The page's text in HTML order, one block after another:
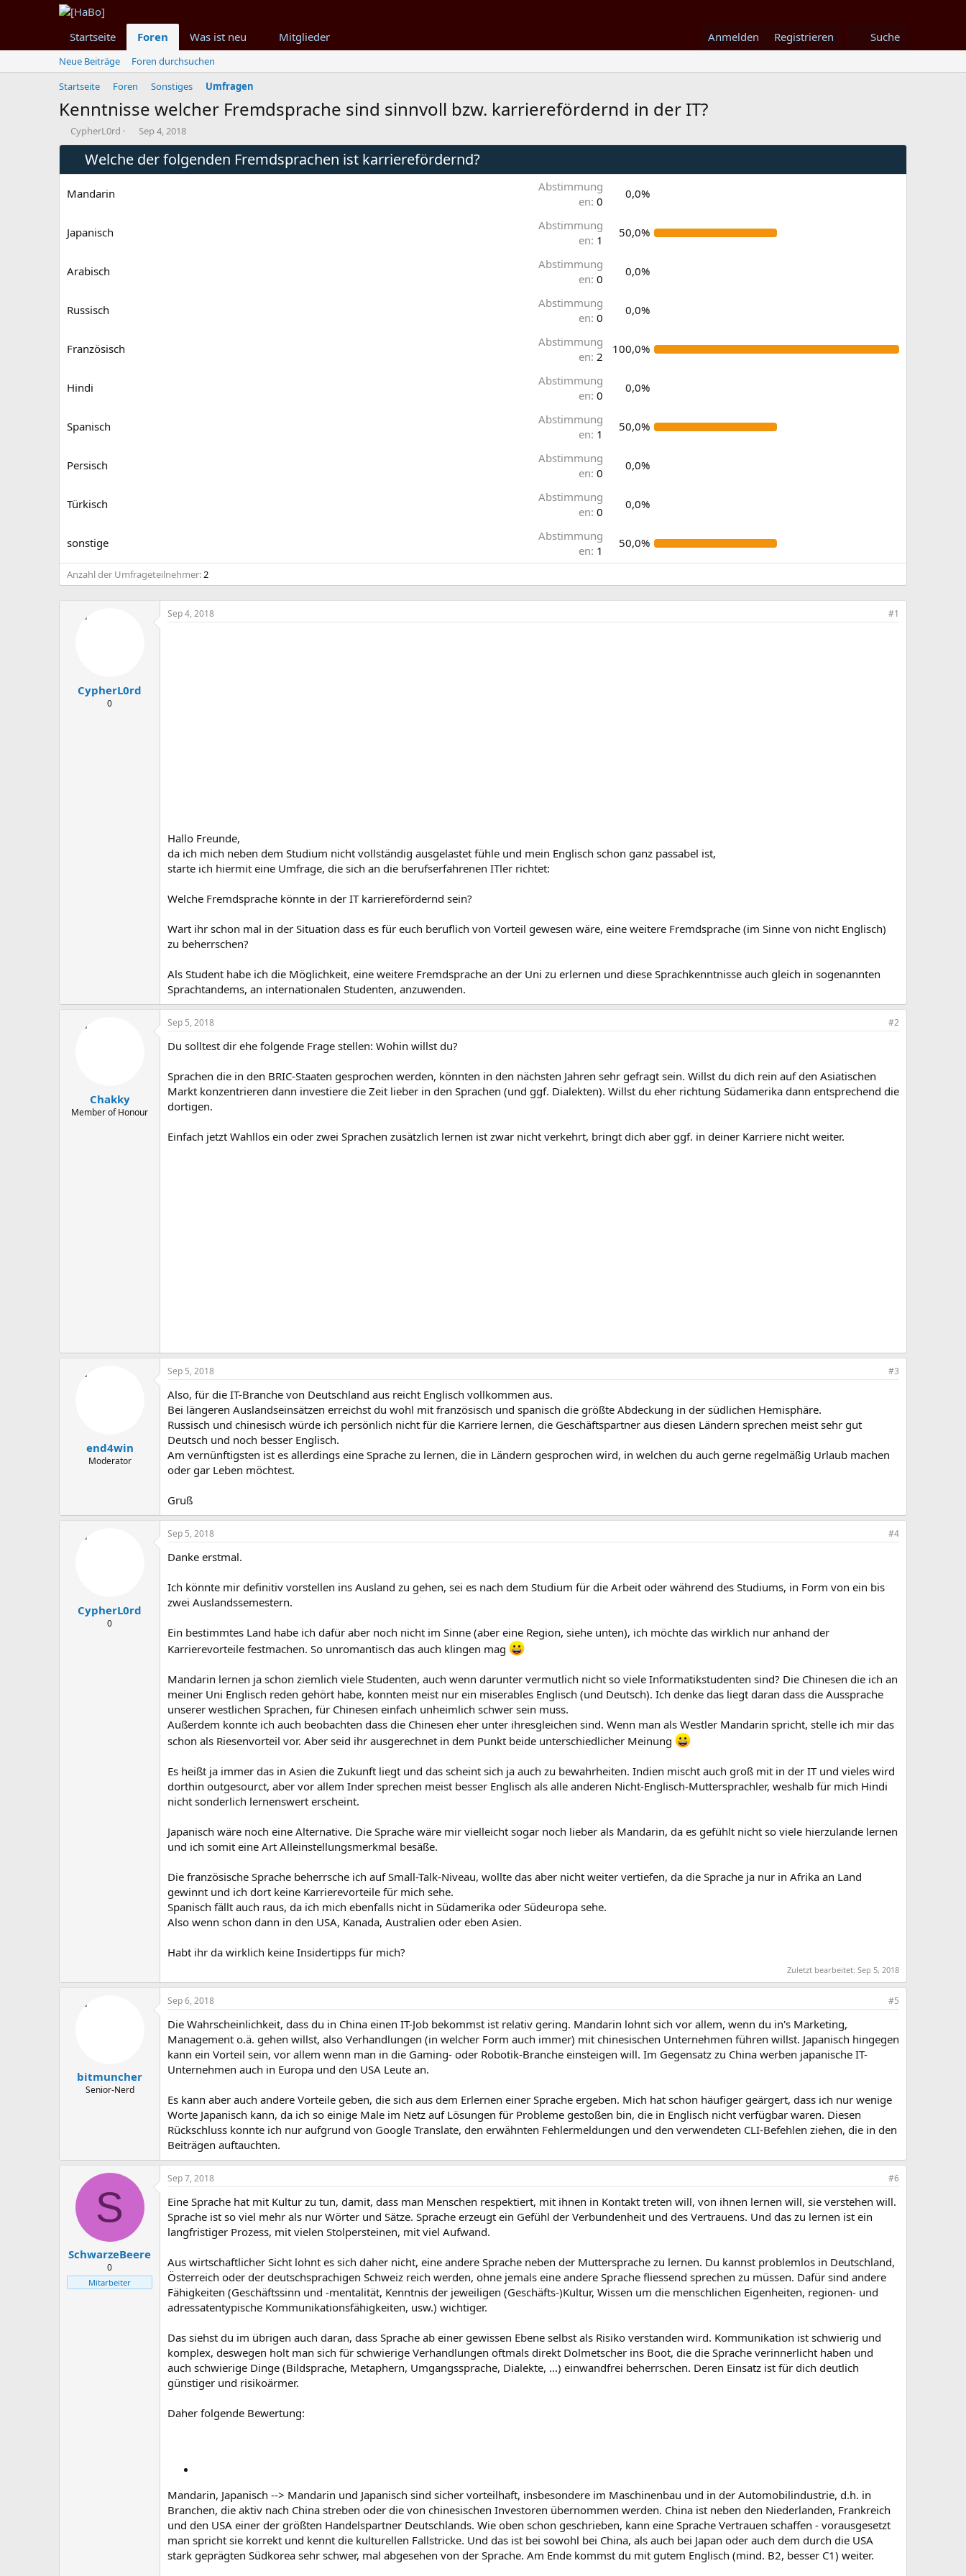
Startseite Foren Was ist neu Mitglieder Anmelden Registrieren Suche
Neue Beiträge
Foren durchsuchen
Startseite
Foren Sonstiges Umfragen
Kenntnisse welcher Fremdsprache sind sinnvoll bzw. karrierefördernd in der IT?
T
h
n
a
e
CypherL0rd
B
e
g
i
Sep 4, 2018
Welche der folgenden Fremdsprachen ist karrierefördernd?
Mandarin
Abstimmung
en: 0
0,0%
Japanisch
Abstimmung
en: 1
50,0%
Arabisch
Abstimmung
en: 0
0,0%
Russisch
Abstimmung
en: 0
0,0%
Französisch
Abstimmung
en: 2
100,0%
Hindi
Abstimmung
en: 0
0,0%
Spanisch
Abstimmung
en: 1
50,0%
Persisch
Abstimmung
en: 0
0,0%
Türkisch
Abstimmung
en: 0
0,0%
sonstige
Abstimmung
en: 1
50,0%
Anzahl der Umfrageteilnehmer 2
CypherL0rd
0
Sep 4, 2018 #1
Hallo Freunde,
da ich mich neben dem Studium nicht vollständig ausgelastet fühle und mein Englisch schon ganz passabel ist,
starte ich hiermit eine Umfrage, die sich an die berufserfahrenen ITler richtet:
Welche Fremdsprache könnte in der IT karrierefördernd sein?
Wart ihr schon mal in der Situation dass es für euch beruflich von Vorteil gewesen wäre, eine weitere Fremdsprache (im Sinne von nicht Englisch)
zu beherrschen?
Als Student habe ich die Möglichkeit, eine weitere Fremdsprache an der Uni zu erlernen und diese Sprachkenntnisse auch gleich in sogenannten
Sprachtandems, an internationalen Studenten, anzuwenden.
Chakky
Member of Honour
Sep 5, 2018 #2
Du solltest dir ehe folgende Frage stellen: Wohin willst du?
Sprachen die in den BRIC-Staaten gesprochen werden, könnten in den nächsten Jahren sehr gefragt sein. Willst du dich rein auf den Asiatischen
Markt konzentrieren dann investiere die Zeit lieber in den Sprachen (und ggf. Dialekten). Willst du eher richtung Südamerika dann entsprechend die
dortigen.
Einfach jetzt Wahllos ein oder zwei Sprachen zusätzlich lernen ist zwar nicht verkehrt, bringt dich aber ggf. in deiner Karriere nicht weiter.
end4win
Moderator
Sep 5, 2018 #3
Also, für die IT-Branche von Deutschland aus reicht Englisch vollkommen aus.
Bei längeren Auslandseinsätzen erreichst du wohl mit französisch und spanisch die größte Abdeckung in der südlichen Hemisphäre.
Russisch und chinesisch würde ich persönlich nicht für die Karriere lernen, die Geschäftspartner aus diesen Ländern sprechen meist sehr gut
Deutsch und noch besser Englisch.
Am vernünftigsten ist es allerdings eine Sprache zu lernen, die in Ländern gesprochen wird, in welchen du auch gerne regelmäßig Urlaub machen
oder gar Leben möchtest.
Gruß
CypherL0rd
0
Sep 5, 2018 #4
Danke erstmal.
Ich könnte mir definitiv vorstellen ins Ausland zu gehen, sei es nach dem Studium für die Arbeit oder während des Studiums, in Form von ein bis
zwei Auslandssemestern.
Ein bestimmtes Land habe ich dafür aber noch nicht im Sinne (aber eine Region, siehe unten), ich möchte das wirklich nur anhand der
Karrierevorteile festmachen. So unromantisch das auch klingen mag
Mandarin lernen ja schon ziemlich viele Studenten, auch wenn darunter vermutlich nicht so viele Informatikstudenten sind? Die Chinesen die ich an
meiner Uni Englisch reden gehört habe, konnten meist nur ein miserables Englisch (und Deutsch). Ich denke das liegt daran dass die Aussprache
unserer westlichen Sprachen, für Chinesen einfach unheimlich schwer sein muss.
Außerdem konnte ich auch beobachten dass die Chinesen eher unter ihresgleichen sind. Wenn man als Westler Mandarin spricht, stelle ich mir das
schon als Riesenvorteil vor. Aber seid ihr ausgerechnet in dem Punkt beide unterschiedlicher Meinung
Es heißt ja immer das in Asien die Zukunft liegt und das scheint sich ja auch zu bewahrheiten. Indien mischt auch groß mit in der IT und vieles wird
dorthin outgesourct, aber vor allem Inder sprechen meist besser Englisch als alle anderen Nicht-Englisch-Muttersprachler, weshalb für mich Hindi
nicht sonderlich lernenswert erscheint.
Japanisch wäre noch eine Alternative. Die Sprache wäre mir vielleicht sogar noch lieber als Mandarin, da es gefühlt nicht so viele hierzulande lernen
und ich somit eine Art Alleinstellungsmerkmal besäße.
Die französische Sprache beherrsche ich auf Small-Talk-Niveau, wollte das aber nicht weiter vertiefen, da die Sprache ja nur in Afrika an Land
gewinnt und ich dort keine Karrierevorteile für mich sehe.
Spanisch fällt auch raus, da ich mich ebenfalls nicht in Südamerika oder Südeuropa sehe.
Also wenn schon dann in den USA, Kanada, Australien oder eben Asien.
Habt ihr da wirklich keine Insidertipps für mich?
Zuletzt bearbeitet: Sep 5, 2018
bitmuncher
Senior-Nerd
Sep 6, 2018 #5
Die Wahrscheinlichkeit, dass du in China einen IT-Job bekommst ist relativ gering. Mandarin lohnt sich vor allem, wenn du in's Marketing,
Management o.ä. gehen willst, also Verhandlungen (in welcher Form auch immer) mit chinesischen Unternehmen führen willst. Japanisch hingegen
kann ein Vorteil sein, vor allem wenn man in die Gaming- oder Robotik-Branche einsteigen will. Im Gegensatz zu China werben japanische IT-
Unternehmen auch in Europa und den USA Leute an.
Es kann aber auch andere Vorteile geben, die sich aus dem Erlernen einer Sprache ergeben. Mich hat schon häufiger geärgert, dass ich nur wenige
Worte Japanisch kann, da ich so einige Male im Netz auf Lösungen für Probleme gestoßen bin, die in Englisch nicht verfügbar waren. Diesen
Rückschluss konnte ich nur aufgrund von Google Translate, den erwähnten Fehlermeldungen und den verwendeten CLI-Befehlen ziehen, die in den
Beiträgen auftauchten.
S
SchwarzeBeere
0
Mitarbeiter
Sep 7, 2018 #6
Eine Sprache hat mit Kultur zu tun, damit, dass man Menschen respektiert, mit ihnen in Kontakt treten will, von ihnen lernen will, sie verstehen will.
Sprache ist so viel mehr als nur Wörter und Sätze. Sprache erzeugt ein Gefühl der Verbundenheit und des Vertrauens. Und das zu lernen ist ein
langfristiger Prozess, mit vielen Stolpersteinen, mit viel Aufwand.
Aus wirtschaftlicher Sicht lohnt es sich daher nicht, eine andere Sprache neben der Muttersprache zu lernen. Du kannst problemlos in Deutschland,
Österreich oder der deutschsprachigen Schweiz reich werden, ohne jemals eine andere Sprache fliessend sprechen zu müssen. Dafür sind andere
Fähigkeiten (Geschäftssinn und -mentalität, Kenntnis der jeweiligen (Geschäfts-)Kultur, Wissen um die menschlichen Eigenheiten, regionen- und
adressatentypische Kommunikationsfähigkeiten, usw.) wichtiger.
Das siehst du im übrigen auch daran, dass Sprache ab einer gewissen Ebene selbst als Risiko verstanden wird. Kommunikation ist schwierig und
komplex, deswegen holt man sich für schwierige Verhandlungen oftmals direkt Dolmetscher ins Boot, die die Sprache verinnerlicht haben und
auch schwierige Dinge (Bildsprache, Metaphern, Umgangssprache, Dialekte, ...) einwandfrei beherrschen. Deren Einsatz ist für dich deutlich
günstiger und risikoärmer.
Daher folgende Bewertung:
Mandarin, Japanisch --> Mandarin und Japanisch sind sicher vorteilhaft, insbesondere im Maschinenbau und in der Automobilindustrie, d.h. in
Branchen, die aktiv nach China streben oder die von chinesischen Investoren übernommen werden. China ist neben den Niederlanden, Frankreich
und den USA einer der größten Handelspartner Deutschlands. Wie oben schon geschrieben, kann eine Sprache Vertrauen schaffen - vorausgesetzt
man spricht sie korrekt und kennt die kulturellen Fallstricke. Und das ist bei sowohl bei China, als auch bei Japan oder auch dem durch die USA
stark geprägten Südkorea sehr schwer, mal abgesehen von der Sprache. Am Ende kommst du mit gutem Englisch (mind. B2, besser C1) weiter.